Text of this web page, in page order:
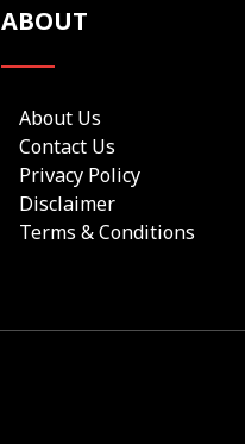
ABOUT
About Us
Contact Us
Privacy Policy
Disclaimer
Terms & Conditions